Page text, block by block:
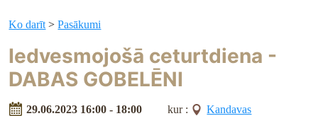
Ko darīt >Pasākumi
Iedvesmojošā ceturtdiena -
DABAS GOBELĒNI
29.06.2023 16:00 - 18:00 kur :
Kandavas